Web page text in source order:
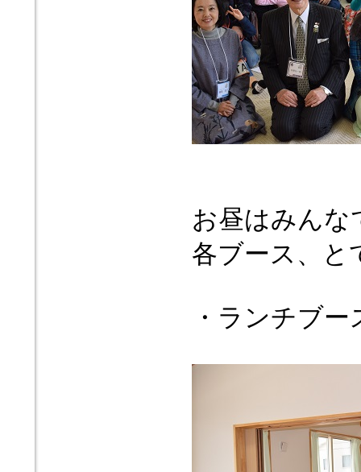
お昼はみんな
各ブース、と
・ランチブー